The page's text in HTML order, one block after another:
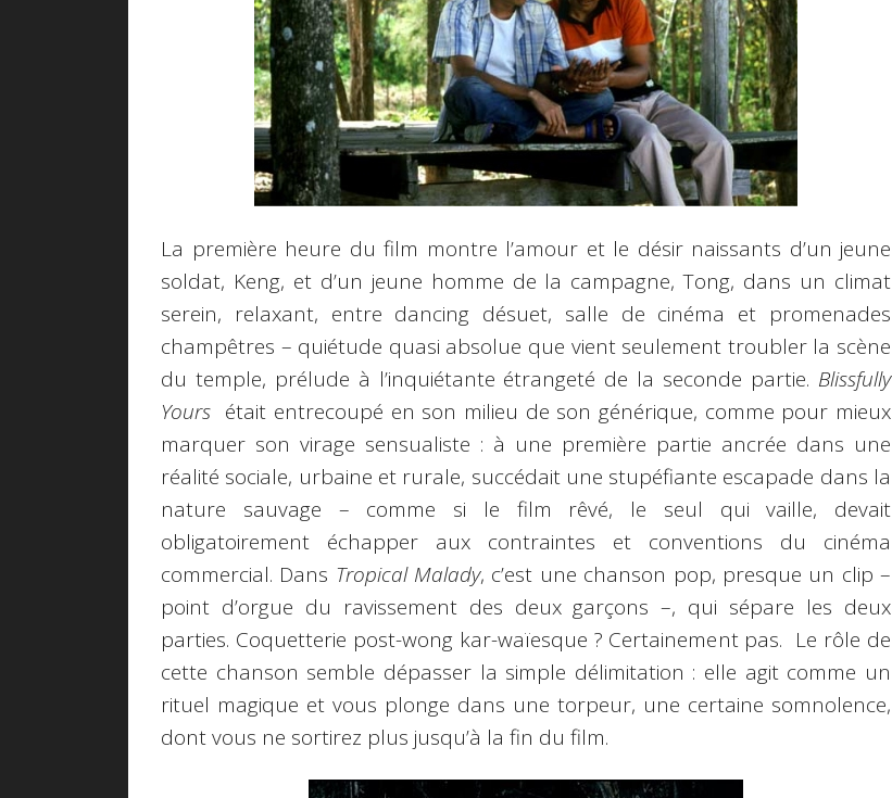
La première heure du film montre l’amour et le désir naissants d’un jeune
soldat, Keng, et d’un jeune homme de la campagne, Tong, dans un climat
serein, relaxant, entre dancing désuet, salle de cinéma et promenades
champêtres – quiétude quasi absolue que vient seulement troubler la scène
du temple, prélude à l’inquiétante étrangeté de la seconde partie. Blissfully
Yours était entrecoupé en son milieu de son générique, comme pour mieux
marquer son virage sensualiste : à une première partie ancrée dans une
réalité sociale, urbaine et rurale, succédait une stupéfiante escapade dans la
nature sauvage – comme si le film rêvé, le seul qui vaille, devait
obligatoirement échapper aux contraintes et conventions du cinéma
commercial. Dans Tropical Malady, c’est une chanson pop, presque un clip –
point d’orgue du ravissement des deux garçons –, qui sépare les deux
parties. Coquetterie post-wong kar-waïesque ? Certainement pas. Le rôle de
cette chanson semble dépasser la simple délimitation : elle agit comme un
rituel magique et vous plonge dans une torpeur, une certaine somnolence,
dont vous ne sortirez plus jusqu’à la fin du film.